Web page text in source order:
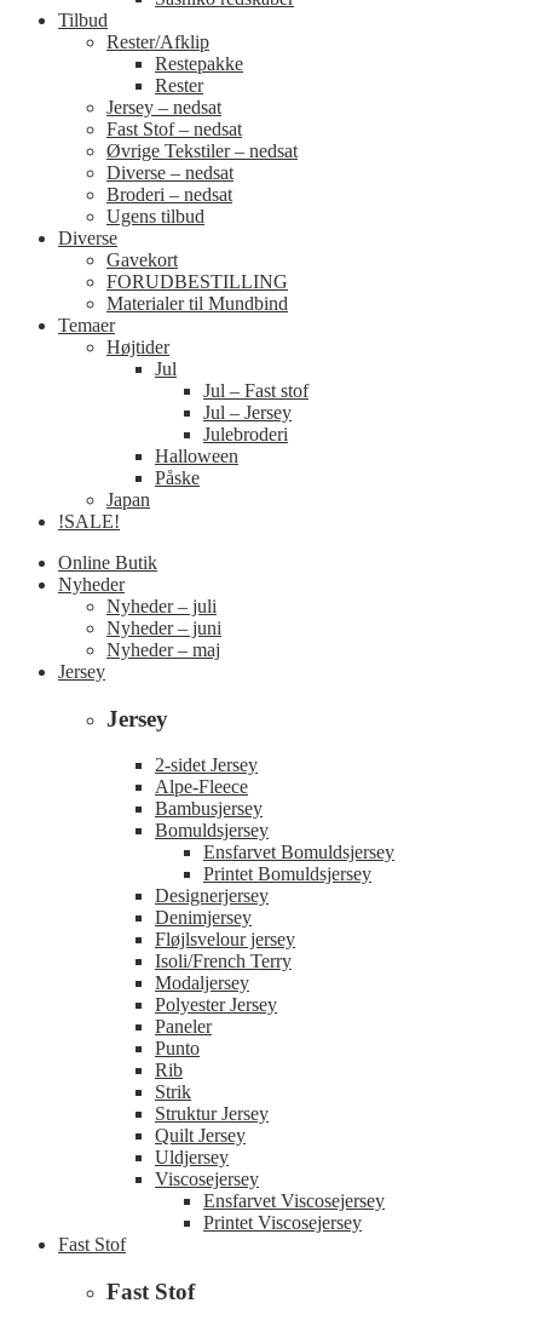
Tilbud
Rester/Afklip
Restepakke
Rester
Jersey – nedsat
Fast Stof – nedsat
Øvrige Tekstiler – nedsat
Diverse – nedsat
Broderi – nedsat
Ugens tilbud
Diverse
Gavekort
FORUDBESTILLING
Materialer til Mundbind
Temaer
Højtider
Jul
Jul – Fast stof
Jul – Jersey
Julebroderi
Halloween
Påske
Japan
!SALE!
Online Butik
Nyheder
Nyheder – juli
Nyheder – juni
Nyheder – maj
Jersey
Jersey
2-sidet Jersey
Alpe-Fleece
Bambusjersey
Bomuldsjersey
Ensfarvet Bomuldsjersey
Printet Bomuldsjersey
Designerjersey
Denimjersey
Fløjlsvelour jersey
Isoli/French Terry
Modaljersey
Polyester Jersey
Paneler
Punto
Rib
Strik
Struktur Jersey
Quilt Jersey
Uldjersey
Viscosejersey
Ensfarvet Viscosejersey
Printet Viscosejersey
Fast Stof
Fast Stof